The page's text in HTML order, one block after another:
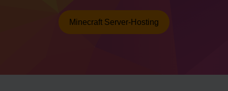
Minecraft Server-Hosting